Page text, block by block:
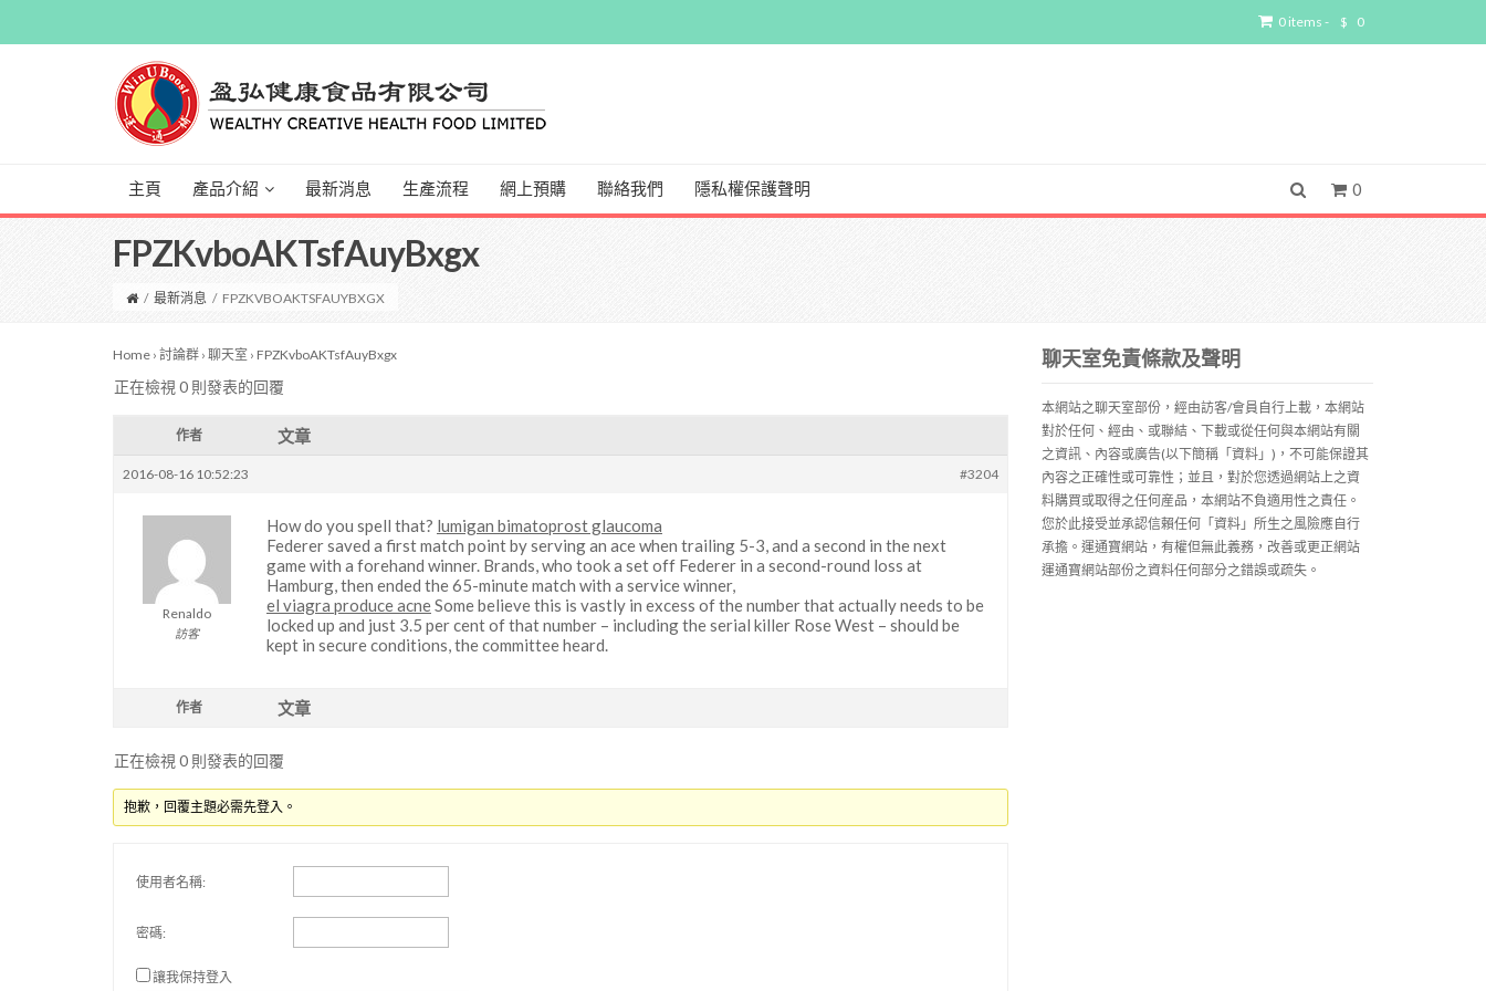
0 items - $ 0
主頁 產品介紹 最新消息 生產流程 網上預購 聯絡我們 隱私權保護聲明 0
FPZKvboAKTsfAuyBxgx
/ 最新消息 / FPZKVBOAKTSFAUYBXGX
Home › 討論群 › 聊天室 › FPZKvboAKTsfAuyBxgx
正在檢視 0 則發表的回覆
作者 文章
2016-08-16 10:52:23 #3204
Renaldo
訪客
How do you spell that? lumigan bimatoprost glaucoma
Federer saved a first match point by serving an ace when trailing 5-3, and a second in the next
game with a forehand winner. Brands, who took a set off Federer in a second-round loss at
Hamburg, then ended the 65-minute match with a service winner,
el viagra produce acneSome believe this is vastly in excess of the number that actually needs to be
locked up and just 3.5 per cent of that number – including the serial killer Rose West – should be
kept in secure conditions, the committee heard.
作者 文章
正在檢視 0 則發表的回覆
抱歉，回覆主題必需先登入。
使用者名稱:
密碼:
讓我保持登入
聊天室免責條款及聲明
本網站之聊天室部份，經由訪客/會員自行上載，本網站
對於任何、經由、或聯結、下載或從任何與本網站有關
之資訊、內容或廣告(以下簡稱「資料」)，不可能保證其
內容之正確性或可靠性；並且，對於您透過網站上之資
料購買或取得之任何産品，本網站不負適用性之責任。
您於此接受並承認信賴任何「資料」所生之風險應自行
承擔。運通寶網站，有權但無此義務，改善或更正網站
運通寶網站部份之資料任何部分之錯誤或疏失。